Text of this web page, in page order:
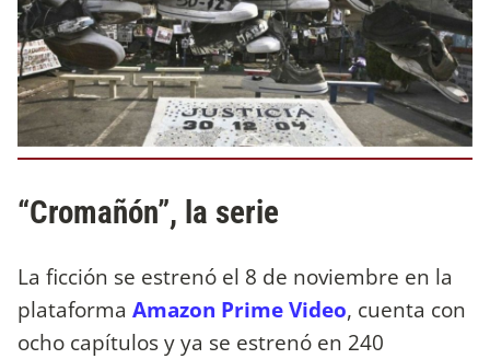
“Cromañón”, la serie
La ficción se estrenó el 8 de noviembre en la
plataforma Amazon Prime Video, cuenta con
ocho capítulos y ya se estrenó en 240